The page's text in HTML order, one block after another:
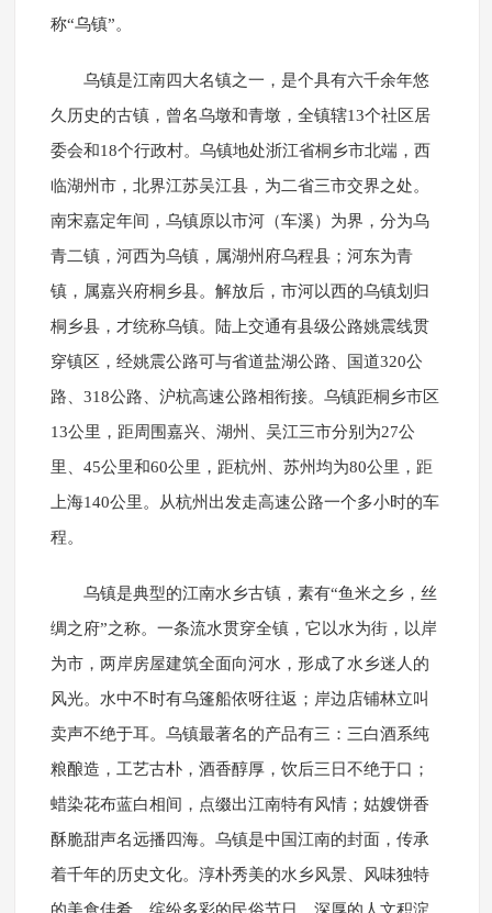
称“乌镇”。
乌镇是江南四大名镇之一，是个具有六千余年悠
久历史的古镇，曾名乌墩和青墩，全镇辖13个社区居
委会和18个行政村。乌镇地处浙江省桐乡市北端，西
临湖州市，北界江苏吴江县，为二省三市交界之处。
南宋嘉定年间，乌镇原以市河（车溪）为界，分为乌
青二镇，河西为乌镇，属湖州府乌程县；河东为青
镇，属嘉兴府桐乡县。解放后，市河以西的乌镇划归
桐乡县，才统称乌镇。陆上交通有县级公路姚震线贯
穿镇区，经姚震公路可与省道盐湖公路、国道320公
路、318公路、沪杭高速公路相衔接。乌镇距桐乡市区
13公里，距周围嘉兴、湖州、吴江三市分别为27公
里、45公里和60公里，距杭州、苏州均为80公里，距
上海140公里。从杭州出发走高速公路一个多小时的车
程。
乌镇是典型的江南水乡古镇，素有“鱼米之乡，丝
绸之府”之称。一条流水贯穿全镇，它以水为街，以岸
为市，两岸房屋建筑全面向河水，形成了水乡迷人的
风光。水中不时有乌篷船依呀往返；岸边店铺林立叫
卖声不绝于耳。乌镇最著名的产品有三：三白酒系纯
粮酿造，工艺古朴，酒香醇厚，饮后三日不绝于口；
蜡染花布蓝白相间，点缀出江南特有风情；姑嫂饼香
酥脆甜声名远播四海。乌镇是中国江南的封面，传承
着千年的历史文化。淳朴秀美的水乡风景、风味独特